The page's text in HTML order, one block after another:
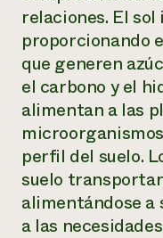
relaciones. El
proporcionando
que generen
el carbono y el
alimentan a las
perfil del suelo.
suelo
alimentándose a
a las